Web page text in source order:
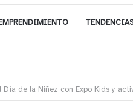
EMPRENDIMIENTO
de más de $125 millones